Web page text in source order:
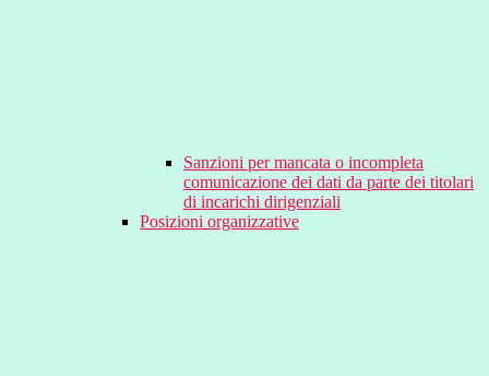
Sanzioni per mancata o incompleta
comunicazione dei dati da parte dei titolari
di incarichi dirigenziali
Posizioni organizzative